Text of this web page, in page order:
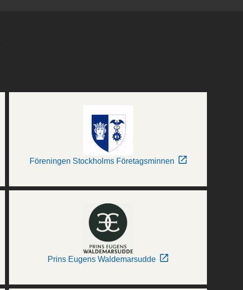
Föreningen Stockholms Företagsminnen
Prins Eugens Waldemarsudde